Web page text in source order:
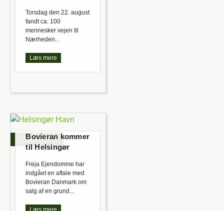
Torsdag den 22. august
fandt ca. 100
mennesker vejen til
Nærheden...
Læs mere
11. juli 2019
Bovieran kommer
til Helsingør
Freja Ejendomme har
indgået en aftale med
Bovieran Danmark om
salg af en grund...
Læs mere